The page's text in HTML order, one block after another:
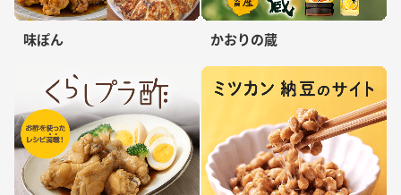
味ぽん かおりの蔵